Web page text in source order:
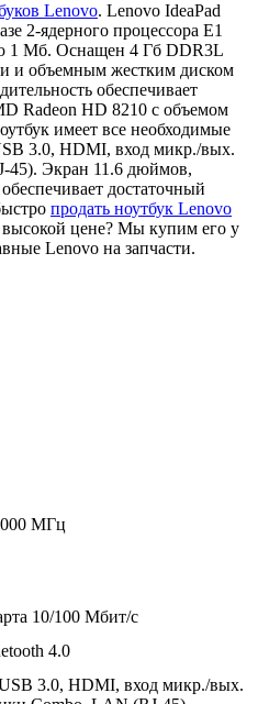
Lenovo. Lenovo IdeaPad
2-ядерного процессора E1
1 Мб. Оснащен 4 Гб DDR3L
и объемным жестким диском
обеспечивает
Radeon HD 8210 с объемом
имеет все необходимые
3.0, HDMI, вход микр./вых.
45). Экран 11.6 дюймов,
достаточный
продать ноутбук Lenovo
цене? Мы купим его у
Lenovo на запчасти.
МГц
10/100 Мбит/c
4.0
3.0, HDMI, вход микр./вых.